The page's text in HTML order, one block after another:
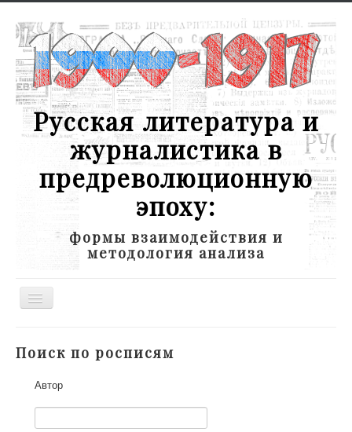
Русская литература и
журналистика в
предреволюционную
эпоху:
формы взаимодействия и
методология анализа
Toggle
Участники
Поиск по росписям
Автор